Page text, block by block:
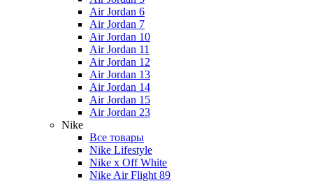
Air Jordan 6
Air Jordan 7
Air Jordan 10
Air Jordan 11
Air Jordan 12
Air Jordan 13
Air Jordan 14
Air Jordan 15
Air Jordan 23
Nike
Все товары
Nike Lifestyle
Nike x Off White
Nike Air Flight 89